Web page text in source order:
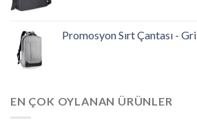
Promosyon Sırt Çantası - Gri
EN ÇOK OYLANAN ÜRÜNLER